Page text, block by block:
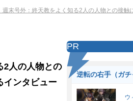
週末号外：終天教をよく知る2人の人物との接
2人の人物との
インタビュー
PR
逆転の右手（ガ
ウ